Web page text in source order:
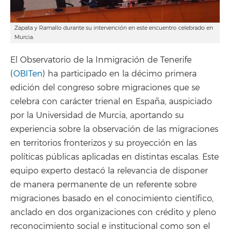
Zapata y Ramallo durante su intervención en este encuentro celebrado en
Murcia.
El Observatorio de la Inmigración de Tenerife
(OBITen) ha participado en la décimo primera
edición del congreso sobre migraciones que se
celebra con carácter trienal en España, auspiciado
por la Universidad de Murcia, aportando su
experiencia sobre la observación de las migraciones
en territorios fronterizos y su proyección en las
políticas públicas aplicadas en distintas escalas. Este
equipo experto destacó la relevancia de disponer
de manera permanente de un referente sobre
migraciones basado en el conocimiento científico,
anclado en dos organizaciones con crédito y pleno
reconocimiento social e institucional como son el